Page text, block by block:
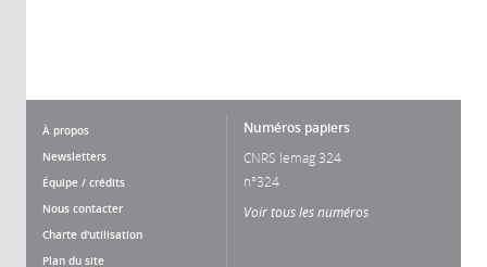
À propos
Newsletters
Équipe / crédits
Nous contacter
Charte d'utilisation
Plan du site
Numéros papiers
CNRS lemag 324
n°324
Voir tous les numéros